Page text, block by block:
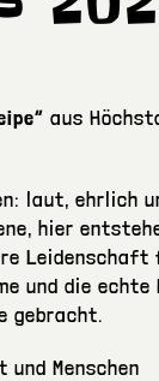
aus
laut, ehrlich
hier
und die echte
gebracht.
Menschen